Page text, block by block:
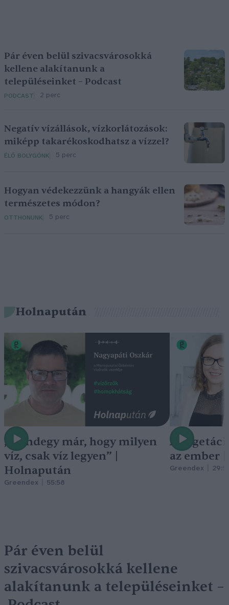
Pár éven belül szivacsvárosokká
kellene alakítanunk a
településeinket – Podcast
PODCAST 2 perc
Negatív vízállások, vízkorlátozások:
miképp takarékoskodhatsz a vízzel?
ÉLŐ BOLYGÓNK 5 perc
Hogyan védekezzünk a hangyák ellen
természetes módon?
OTTHONUNK 5 perc
Holnapután
„Mindegy már, hogy milyen
víz, csak víz legyen” |
Holnapután
Greendex 55:58
A
az ember
Greendex
Pár éven belül
szivacsvárosokká kellene
alakítanunk a településeinket –